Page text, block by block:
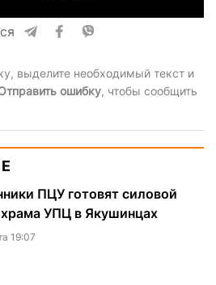
выделите необходимый текст и
ошибку, чтобы сообщить
ПЦУ готовят силовой
храма УПЦ в Якушинцах
19:07